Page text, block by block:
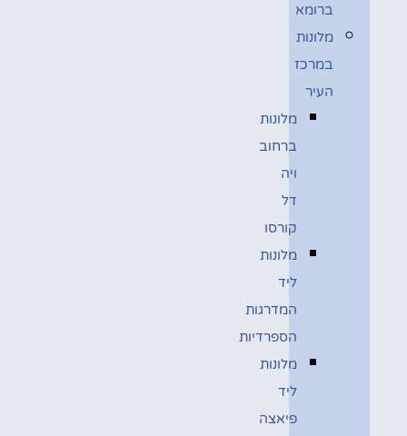
ברומא
מלונות
במרכז
העיר
מלונות
ברחוב
ויה
דל
קורסו
מלונות
ליד
המדרגות
הספרדיות
מלונות
ליד
פיאצה